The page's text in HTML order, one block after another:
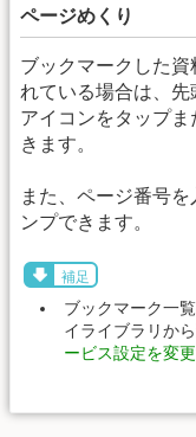
ページめくり
ブックマークした
れている場合は、先
アイコンをタップ
きます。
また、ページ番号
ンプできます。
補足
ブックマーク一
イライブラリか
ービス設定を変